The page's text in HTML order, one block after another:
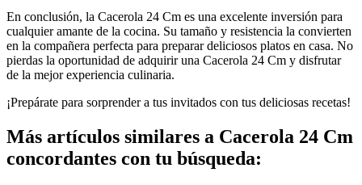
En conclusión, la Cacerola 24 Cm es una excelente inversión para
cualquier amante de la cocina. Su tamaño y resistencia la convierten
en la compañera perfecta para preparar deliciosos platos en casa. No
pierdas la oportunidad de adquirir una Cacerola 24 Cm y disfrutar
de la mejor experiencia culinaria.
¡Prepárate para sorprender a tus invitados con tus deliciosas recetas!
Más artículos similares a Cacerola 24 Cm
concordantes con tu búsqueda: